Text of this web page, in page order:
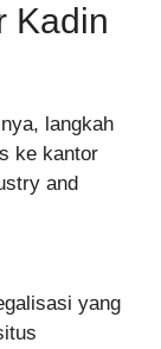
Kadin
langkah
ke kantor
and
yang